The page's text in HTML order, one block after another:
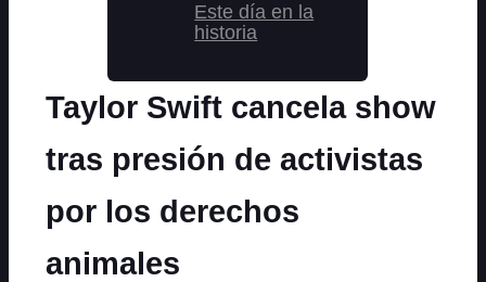
Este día en la
historia
Taylor Swift cancela show
tras presión de activistas
por los derechos
animales